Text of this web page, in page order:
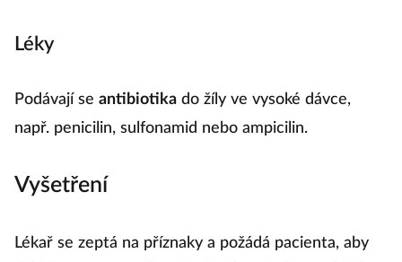
Léky
Podávají se antibiotika do žíly ve vysoké dávce,
např. penicilin, sulfonamid nebo ampicilin.
Vyšetření
Lékař se zeptá na příznaky a požádá pacienta, aby